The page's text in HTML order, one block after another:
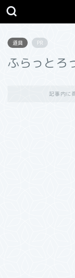
道具 PR
ふらっとろ
記事内に